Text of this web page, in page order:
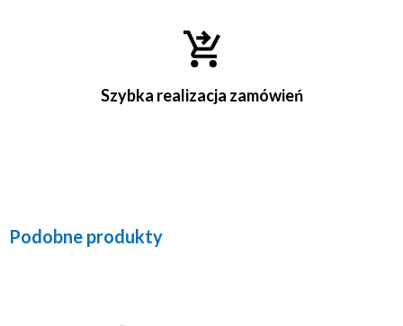
Szybka realizacja zamówień
Podobne produkty